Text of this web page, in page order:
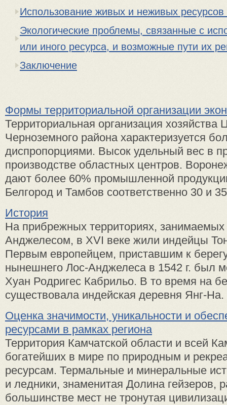
Использование живых и неживых
Экологические проблемы, связанные с
или иного ресурса, и возможные пути их
Заключение
Формы территориальной организации
Территориальная организация хозяйства
Черноземного района характеризуется
диспропорциями. Высок удельный вес в
производстве областных центров.
дают более 60% промышленной
Белгород и Тамбов соответственно 30 и
История
На прибрежных территориях, занимаемых
Анджелесом, в XVI веке жили индейцы
Первым европейцем, приставшим к
нынешнего Лос-Анджелеса в 1542 г. был
Хуан Родригес Кабрильо. В то время на
существовала индейская деревня Янг-
Оценка значимости, уникальности и
ресурсами в рамках региона
Территория Камчатской области и всей
богатейших в мире по природным и
ресурсам. Термальные и минеральные
и ледники, знаменитая Долина гейзеров,
большинстве мест не тронутая